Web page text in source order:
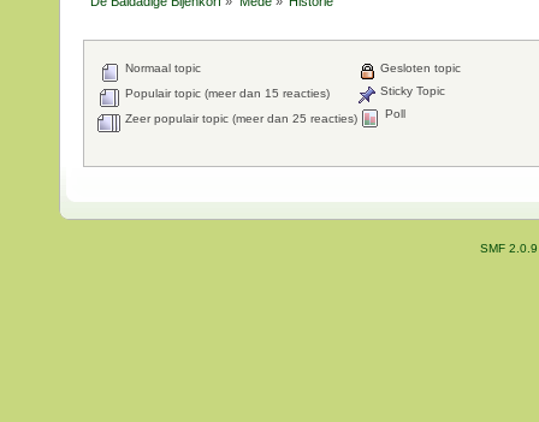
Normaal topic
Populair topic (meer dan 15 reacties)
Zeer populair topic (meer dan 25 reacties)
Gesloten topic
Sticky Topic
Poll
SMF 2.0.9